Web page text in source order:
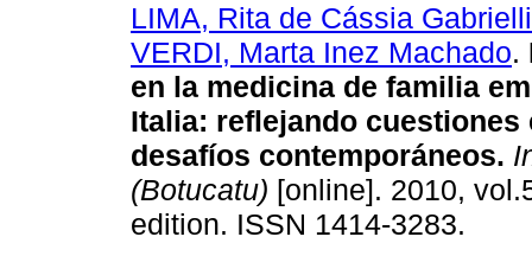
LIMA, Rita de Cássia
VERDI, Marta Inez Machado.
en la medicina de familia
Italia: reflejando cuestiones
desafíos contemporáneos.
(Botucatu) [online]. 2010,
edition. ISSN 1414-3283.